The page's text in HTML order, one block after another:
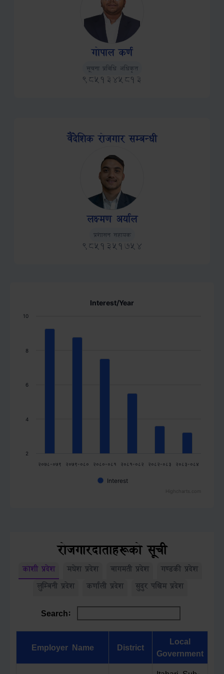
गोपाल कर्ण
Role
सूचना प्रविधि अधिकृत
Phone
9851345813
वैदेशिक रोजगार सम्बन्धी
लक्ष्मण अर्याल
Roleप्रशासन सहायक
Phone
9851351754
Interest/Year
Interest
२०७८-०७९ २०७९-०८० २०८०-०८१ २०८१-०८२ २०८२-०८३ २०८३-०८४
2
4
6
8
10
Highcharts.com
रोजगारदाताहरूको सूची
कोशी प्रदेश मधेश प्रदेश बागमती प्रदेश
गण्डकी प्रदेश
लुम्बिनी प्रदेश
कर्णाली प्रदेश सुदुर पश्चिम प्रदेश
Search:
Employer Name District
Local
Government